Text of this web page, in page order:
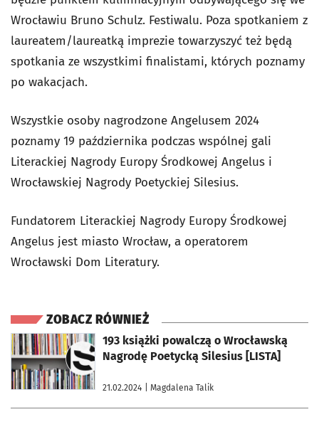
Wrocławiu Bruno Schulz. Festiwalu. Poza spotkaniem z
laureatem/laureatką imprezie towarzyszyć też będą
spotkania ze wszystkimi finalistami, których poznamy
po wakacjach.
Wszystkie osoby nagrodzone Angelusem 2024
poznamy 19 października podczas wspólnej gali
Literackiej Nagrody Europy Środkowej Angelus i
Wrocławskiej Nagrody Poetyckiej Silesius.
Fundatorem Literackiej Nagrody Europy Środkowej
Angelus jest miasto Wrocław, a operatorem
Wrocławski Dom Literatury.
ZOBACZ RÓWNIEŻ
193 książki powalczą o Wrocławską
Nagrodę Poetycką Silesius [LISTA]
21.02.2024 | Magdalena Talik
otworzy się w nowej karcie